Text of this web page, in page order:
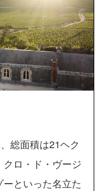
総面積は21ヘク
ロ・ド・ヴージ
といった名立た